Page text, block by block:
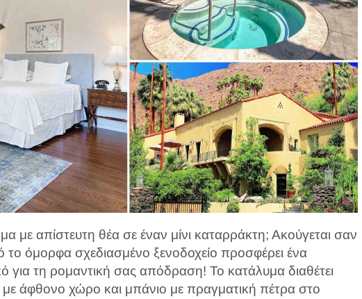
με απίστευτη θέα σε έναν μίνι καταρράκτη; Ακούγεται σαν
το όμορφα σχεδιασμένο ξενοδοχείο προσφέρει ένα
για τη ρομαντική σας απόδραση! Το κατάλυμα διαθέτει
άφθονο χώρο και μπάνιο με πραγματική πέτρα στο